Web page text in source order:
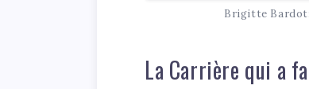
Brigitte
La Carrière qui a